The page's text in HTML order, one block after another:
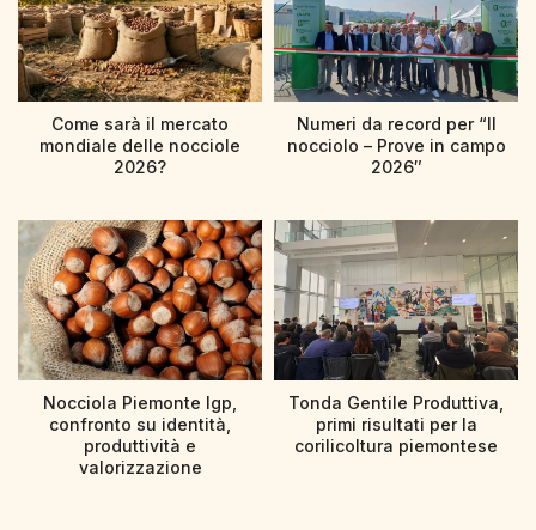
Come sarà il mercato
mondiale delle nocciole
2026?
Numeri da record per “Il
nocciolo – Prove in campo
2026″
Nocciola Piemonte Igp,
confronto su identità,
produttività e
valorizzazione
Tonda Gentile Produttiva,
primi risultati per la
corilicoltura piemontese